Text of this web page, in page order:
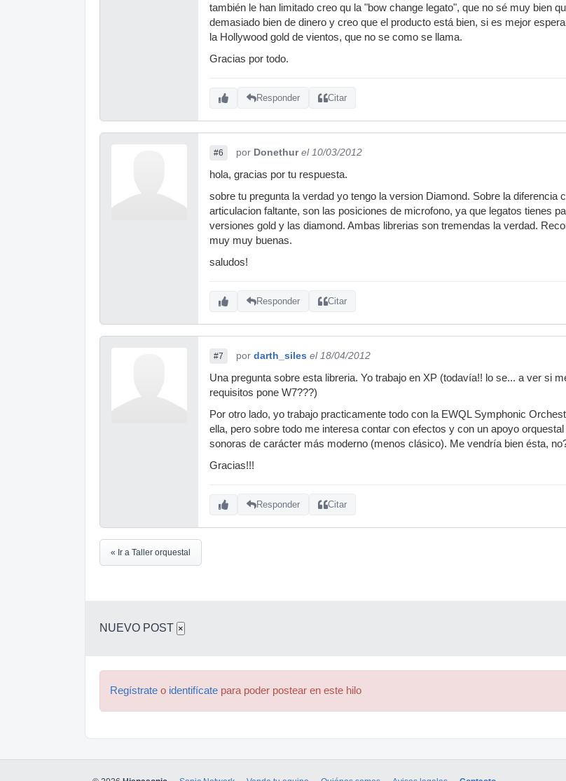
también le han limitado creo qu la "bow change legato", que no sé muy bien
demasiado bien de dinero y creo que el producto está bien, si es mejor
la Hollywood gold de vientos, que no se como se llama.
Gracias por todo.
Responder Citar
#6 por Donethur el 10/03/2012
hola, gracias por tu respuesta.
sobre tu pregunta la verdad yo tengo la version Diamond. Sobre la
articulacion faltante, son las posiciones de microfono, ya que legatos tienes
versiones gold y las diamond. Ambas librerias son tremendas la verdad.
muy muy buenas.
saludos!
Responder Citar
#7 por darth_siles el 18/04/2012
Una pregunta sobre esta libreria. Yo trabajo en XP (todavía!! lo se... a ver si
requisitos pone W7???)
Por otro lado, yo trabajo practicamente todo con la EWQL Symphonic
ella, pero sobre todo me interesa contar con efectos y con un apoyo
sonoras de carácter más moderno (menos clásico). Me vendría bien ésta,
Gracias!!!
Responder Citar
« Ir a Taller orquestal
NUEVO POST ×
Regístrate o identifícate para poder postear en este hilo